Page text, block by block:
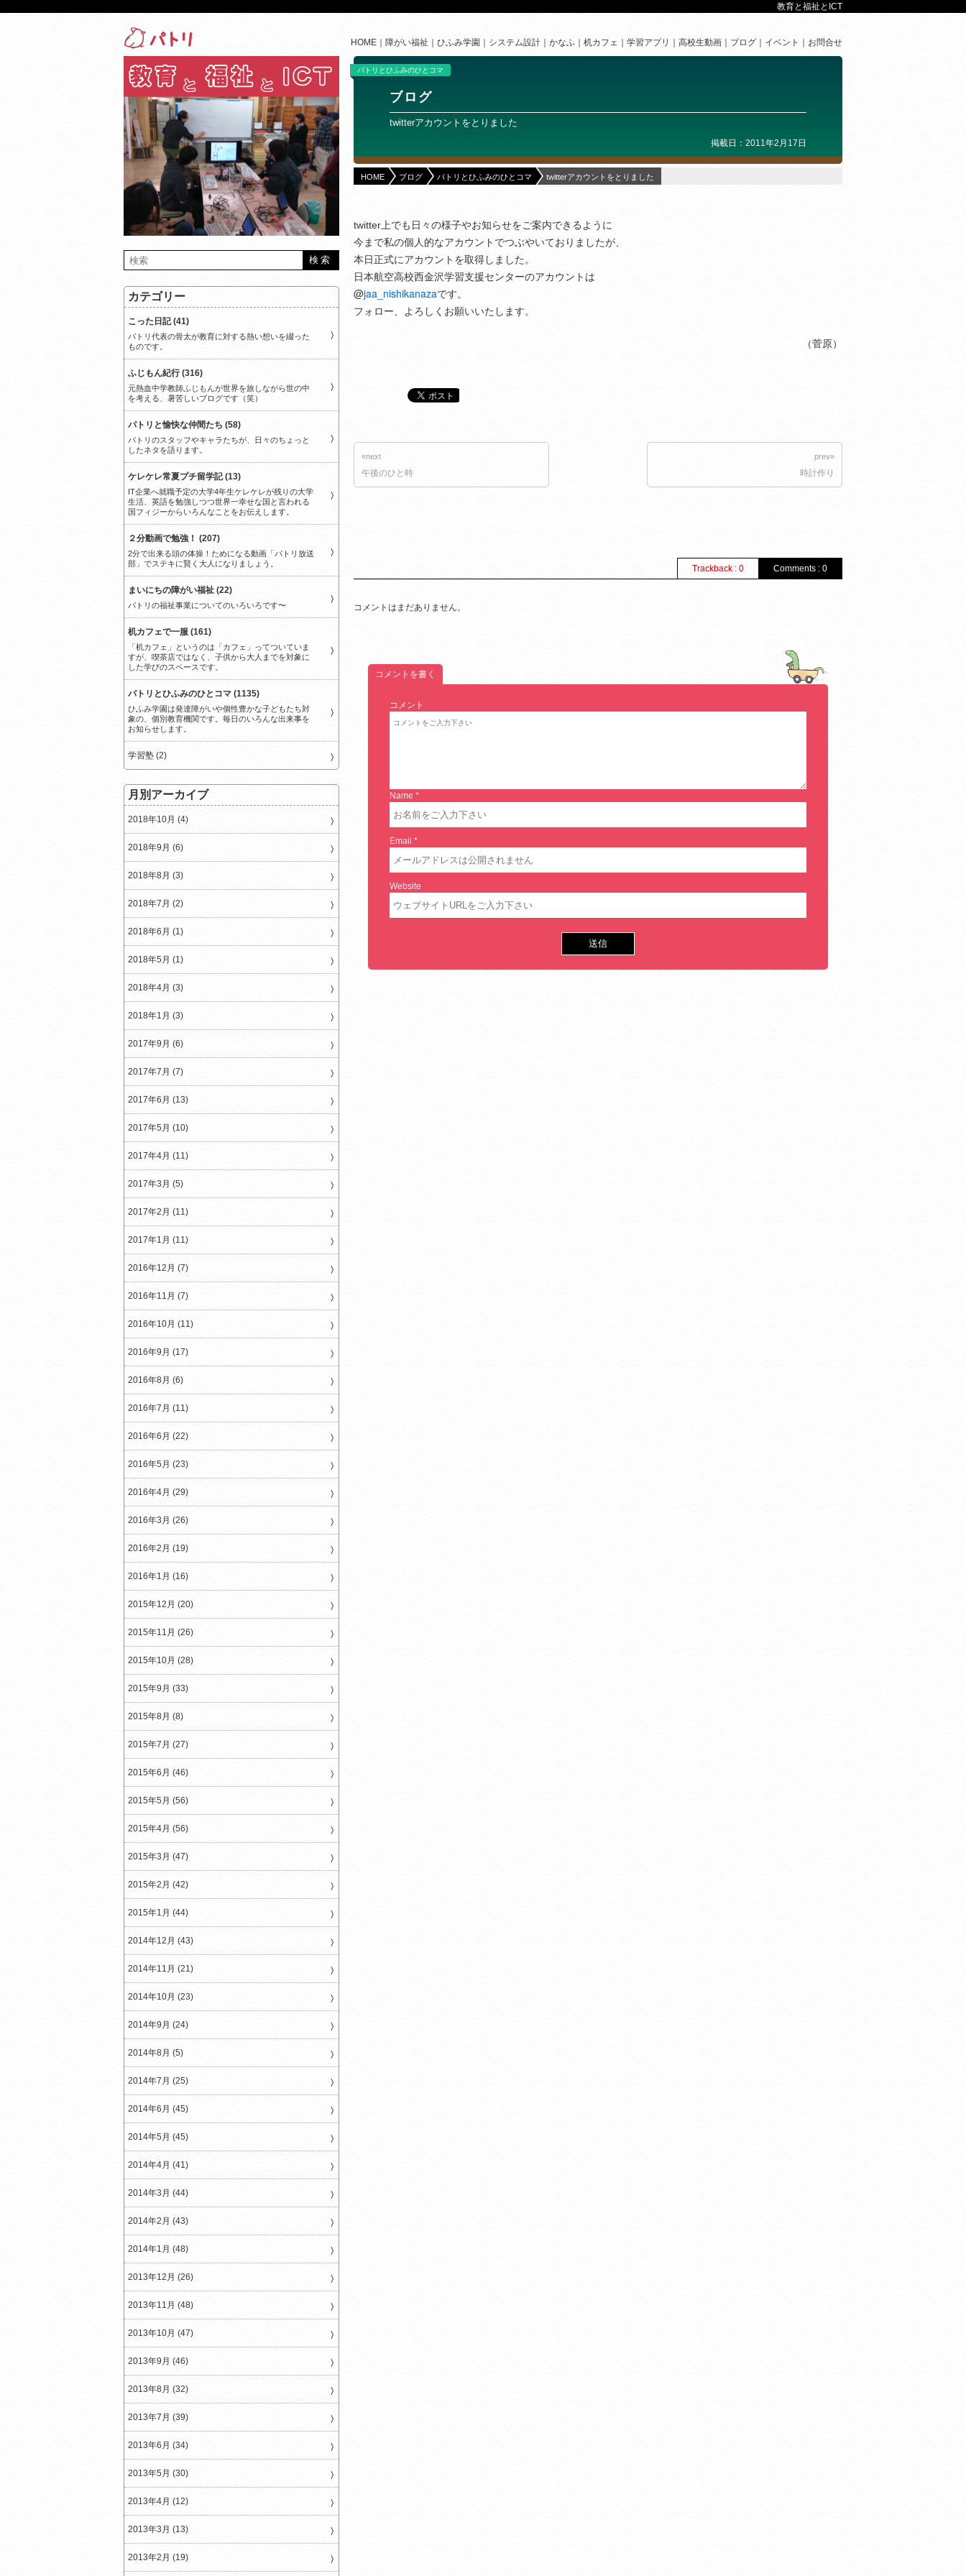
教育と福祉とICT
HOME 障がい福祉 ひふみ学園 システム設計 かなふ 机カフェ 学習アプリ 高校生動画 ブログ イベント お問合せ
パトリとひふみのひとコマ
ブログ
twitterアカウントをとりました
掲載日：2011年2月17日
HOME ブログ パトリとひふみのひとコマ twitterアカウントをとりました
twitter上でも日々の様子やお知らせをご案内できるように
今まで私の個人的なアカウントでつぶやいておりましたが、
本日正式にアカウントを取得しました。
日本航空高校西金沢学習支援センターのアカウントは
@jaa_nishikanazaです。
フォロー、よろしくお願いいたします。
（菅原）
«next
午後のひと時
prev»
時計作り
Comments : 0
Trackback : 0
コメントはまだありません。
コメントを書く
コメント
Name *
Email *
Website
カテゴリー
こった日記 (41)
パトリ代表の骨太が教育に対する熱い想いを綴った
ものです。
ふじもん紀行 (316)
元熱血中学教師ふじもんが世界を旅しながら世の中
を考える、暑苦しいブログです（笑）
パトリと愉快な仲間たち (58)
パトリのスタッフやキャラたちが、日々のちょっと
したネタを語ります。
ケレケレ常夏プチ留学記 (13)
IT企業へ就職予定の大学4年生ケレケレが残りの大学
生活、英語を勉強しつつ世界一幸せな国と言われる
国フィジーからいろんなことをお伝えします。
２分動画で勉強！ (207)
2分で出来る頭の体操！ためになる動画「パトリ放送
部」でステキに賢く大人になりましょう。
まいにちの障がい福祉 (22)
パトリの福祉事業についてのいろいろです〜
机カフェで一服 (161)
「机カフェ」というのは「カフェ」ってついていま
すが、喫茶店ではなく、子供から大人までを対象に
した学びのスペースです。
パトリとひふみのひとコマ (1135)
ひふみ学園は発達障がいや個性豊かな子どもたち対
象の、個別教育機関です。毎日のいろんな出来事を
お知らせします。
学習塾 (2)
月別アーカイブ
2018年10月 (4)
2018年9月 (6)
2018年8月 (3)
2018年7月 (2)
2018年6月 (1)
2018年5月 (1)
2018年4月 (3)
2018年1月 (3)
2017年9月 (6)
2017年7月 (7)
2017年6月 (13)
2017年5月 (10)
2017年4月 (11)
2017年3月 (5)
2017年2月 (11)
2017年1月 (11)
2016年12月 (7)
2016年11月 (7)
2016年10月 (11)
2016年9月 (17)
2016年8月 (6)
2016年7月 (11)
2016年6月 (22)
2016年5月 (23)
2016年4月 (29)
2016年3月 (26)
2016年2月 (19)
2016年1月 (16)
2015年12月 (20)
2015年11月 (26)
2015年10月 (28)
2015年9月 (33)
2015年8月 (8)
2015年7月 (27)
2015年6月 (46)
2015年5月 (56)
2015年4月 (56)
2015年3月 (47)
2015年2月 (42)
2015年1月 (44)
2014年12月 (43)
2014年11月 (21)
2014年10月 (23)
2014年9月 (24)
2014年8月 (5)
2014年7月 (25)
2014年6月 (45)
2014年5月 (45)
2014年4月 (41)
2014年3月 (44)
2014年2月 (43)
2014年1月 (48)
2013年12月 (26)
2013年11月 (48)
2013年10月 (47)
2013年9月 (46)
2013年8月 (32)
2013年7月 (39)
2013年6月 (34)
2013年5月 (30)
2013年4月 (12)
2013年3月 (13)
2013年2月 (19)